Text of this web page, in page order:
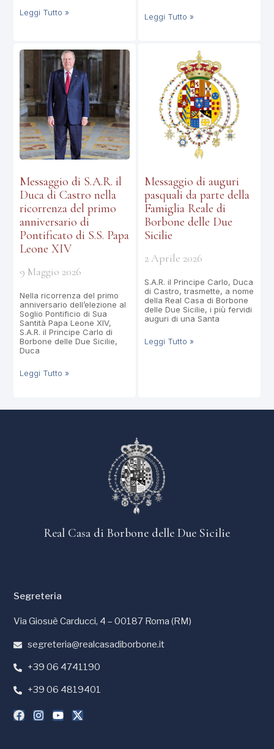
Leggi Tutto » Leggi Tutto »
Messaggio di S.A.R. il
Duca di Castro nella
ricorrenza del primo
anniversario di
Pontificato di S.S. Papa
Leone XIV
9 Maggio 2026
Nella ricorrenza del primo
anniversario dell’elezione al
Soglio Pontificio di Sua
Santità Papa Leone XIV,
S.A.R. il Principe Carlo di
Borbone delle Due Sicilie,
Duca
Leggi Tutto »
Messaggio di auguri
pasquali da parte della
Famiglia Reale di
Borbone delle Due
Sicilie
2 Aprile 2026
S.A.R. il Principe Carlo, Duca
di Castro, trasmette, a nome
della Real Casa di Borbone
delle Due Sicilie, i più fervidi
auguri di una Santa
Leggi Tutto »
Real Casa di Borbone delle Due Sicilie
Segreteria
Via Giosuè Carducci, 4 – 00187 Roma (RM)
segreteria@realcasadiborbone.it
+39 06 4741190
+39 06 4819401